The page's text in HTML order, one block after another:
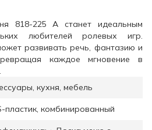
818-225 A станет идеальным
любителей ролевых игр.
развивать речь, фантазию и
каждое мгновение в
кухня, мебель
пластик, комбинированный